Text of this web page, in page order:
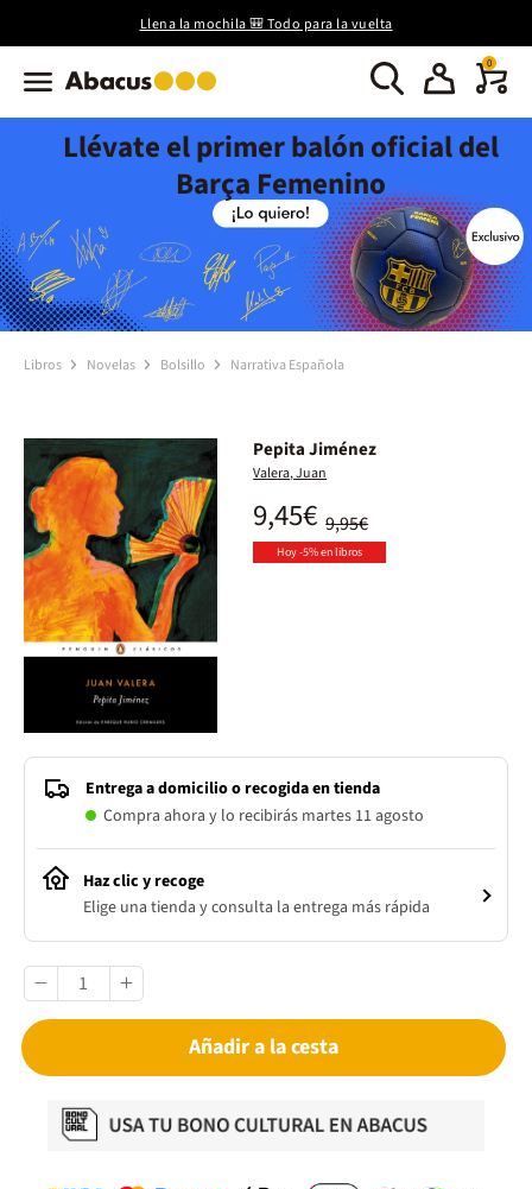
Llena la mochila 🎒 Todo para la vuelta
0
Llévate el primer balón oficial del
Barça Femenino
Libros Novelas Bolsillo Narrativa Española
Pepita Jiménez
Valera, Juan
9,95€
9,45€
Hoy -5% en libros
Entrega a domicilio o recogida en tienda
Compra ahora y lo recibirás martes 11 agosto
Haz clic y recoge
Elige una tienda y consulta la entrega más rápida
Añadir a la cesta